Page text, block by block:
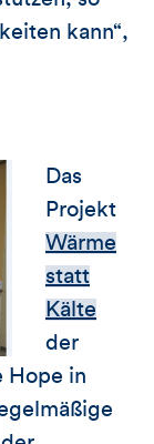
kann“,
Das
Projekt
Wärme
statt
Kälte
der
Hope in